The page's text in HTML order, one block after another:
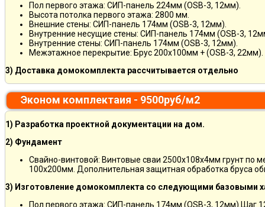
Пол первого этажа: СИП-панель 224мм (OSB-3, 12мм).
Высота потолка первого этажа: 2800 мм.
Внешние стены: СИП-панель 174мм (OSB-3, 12мм).
Внутренние несущие стены: СИП-панель 174мм (OSB-3,
Внутренние стены: СИП-панель 174мм (OSB-3, 12мм).
Межэтажное перекрытие: Брус 200х100мм + (OSB-3, 22мм).
3) Доставка домокомплекта рассчитывается отдельно
Эконом комплектаия - 9500руб/м2
1) Разработка проектной документации на дом.
2) Фундамент
Свайно-винтовой: Винтовые сваи 2500х108х4мм грунт по
100х200мм. Дополнительная защитная обработка бруса
3) Изготовление домокомплекта со следующими базовыми
Пол первого этажа: СИП-панель 174мм (OSB-3, 12мм).Шаг